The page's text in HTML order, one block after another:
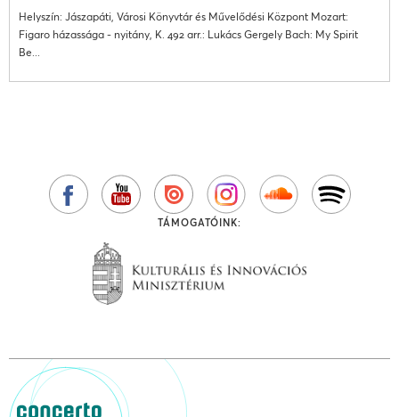
Helyszín: Jászapáti, Városi Könyvtár és Művelődési Központ Mozart:
Figaro házassága - nyitány, K. 492 arr.: Lukács Gergely Bach: My Spirit
Be...
TÁMOGATÓINK: